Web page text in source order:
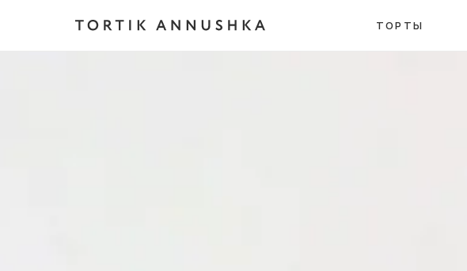
ТОРТЫ